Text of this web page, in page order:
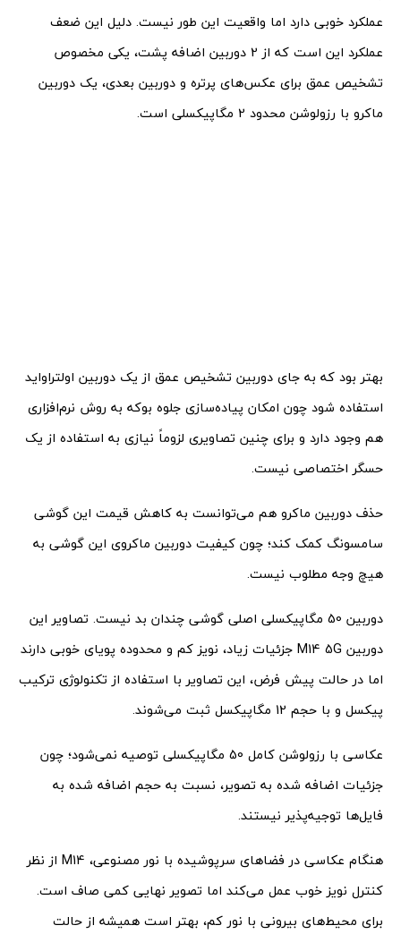
عملکرد خوبی دارد اما واقعیت این طور نیست. دلیل این ضعف
عملکرد این است که از 2 دوربین اضافه پشت، یکی مخصوص
تشخیص عمق برای عکس‌های پرتره و دوربین بعدی، یک دوربین
ماکرو با رزولوشن محدود 2 مگاپیکسلی است.
بهتر بود که به جای دوربین تشخیص عمق از یک دوربین اولتراواید
استفاده شود چون امکان پیاده‌سازی جلوه بوکه به روش نرم‌افزاری
هم وجود دارد و برای چنین تصاویری لزوماً نیازی به استفاده از یک
حسگر اختصاصی نیست.
حذف دوربین ماکرو هم می‌توانست به کاهش قیمت این گوشی
سامسونگ کمک کند؛ چون کیفیت دوربین ماکروی این گوشی به
هیچ وجه مطلوب نیست.
دوربین 50 مگاپیکسلی اصلی گوشی چندان بد نیست. تصاویر این
دوربین M14 5G جزئیات زیاد، نویز کم و محدوده پویای خوبی دارند
اما در حالت پیش فرض، این تصاویر با استفاده از تکنولوژی ترکیب
پیکسل و با حجم 12 مگاپیکسل ثبت می‌شوند.
عکاسی با رزولوشن کامل 50 مگاپیکسلی توصیه نمی‌شود؛ چون
جزئیات اضافه شده به تصویر، نسبت به حجم اضافه شده به
فایل‌ها توجیه‌پذیر نیستند.
هنگام عکاسی در فضاهای سرپوشیده با نور مصنوعی، M14 از نظر
کنترل نویز خوب عمل می‌کند اما تصویر نهایی کمی صاف است.
برای محیط‌های بیرونی با نور کم، بهتر است همیشه از حالت